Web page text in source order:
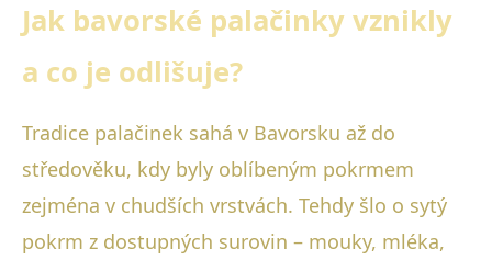
Jak bavorské palačinky vznikly
a co je odlišuje?
Tradice palačinek sahá v Bavorsku až do
středověku, kdy byly oblíbeným pokrmem
zejména v chudších vrstvách. Tehdy šlo o sytý
pokrm z dostupných surovin – mouky, mléka,